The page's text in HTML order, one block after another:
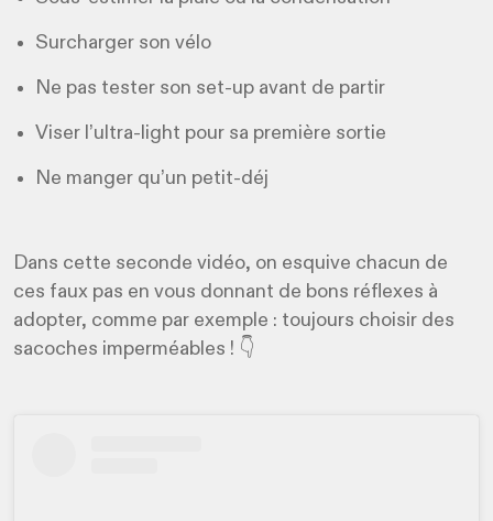
Surcharger son vélo
Ne pas tester son set-up avant de partir
Viser l’ultra-light pour sa première sortie
Ne manger qu’un petit-déj
Dans cette seconde vidéo, on esquive chacun de
ces faux pas en vous donnant de bons réflexes à
adopter, comme par exemple : toujours choisir des
sacoches imperméables ! 👇